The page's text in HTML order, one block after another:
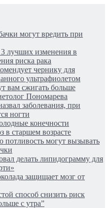
могут вредить при
лучших изменения в
риска рака
чернику для
ультрафиолетом
вам сжигать больше
Пономарева
заболевания, при
ногти
конечности
в старшем возрасте
потливость могут вызывать
делать липидограмму для
защищает мозг от
способ снизить риск
с утра”